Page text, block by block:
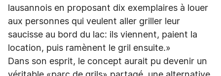
lausannois en proposant dix exemplaires à louer
aux personnes qui veulent aller griller leur
saucisse au bord du lac: ils viennent, paient la
location, puis ramènent le gril ensuite.»
Dans son esprit, le concept aurait pu devenir un